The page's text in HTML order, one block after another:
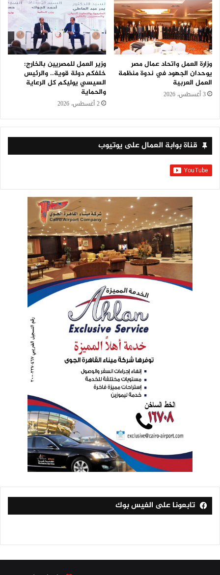
وزارة العمل واتحاد عمال مصر
يوحدان الجهود في ندوة منظمة
العمل العربية
3 أغسطس، 2026
وزير العمل للمصريين بالخارج:
خلفكم دولة قوية.. والرئيس
السيسي يوليكم كل الرعاية
والحماية
2 أغسطس، 2026
قناة بوابة العمال على يوتيوب
تابعونا على الفيس بوك